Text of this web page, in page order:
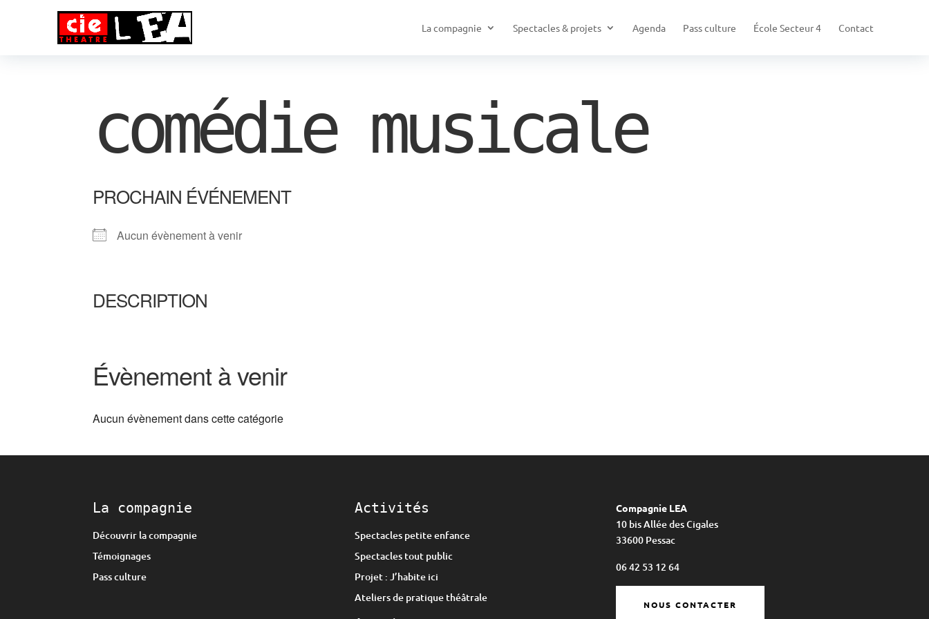
La compagnie Spectacles & projets Agenda Pass culture École Secteur 4 Contact
comédie musicale
PROCHAIN ÉVÉNEMENT
Aucun évènement à venir
DESCRIPTION
Évènement à venir
Aucun évènement dans cette catégorie
La compagnie
Découvrir la compagnie
Témoignages
Pass culture
Activités
Spectacles petite enfance
Spectacles tout public
Projet : J’habite ici
Ateliers de pratique théâtrale
Compagnie LEA
10 bis Allée des Cigales
33600 Pessac
06 42 53 12 64
NOUS CONTACTER